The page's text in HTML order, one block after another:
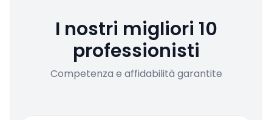
I nostri migliori 10
professionisti
Competenza e affidabilità garantite